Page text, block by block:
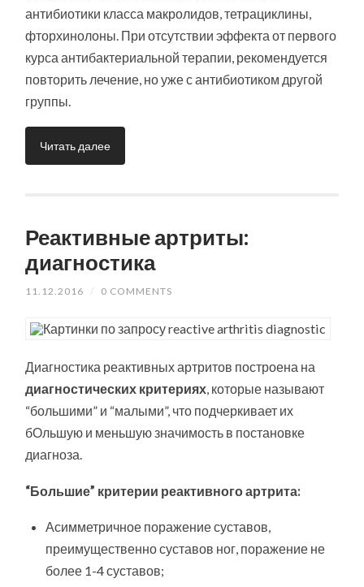
антибиотики класса макролидов, тетрациклины,
фторхинолоны. При отсутствии эффекта от первого
курса антибактериальной терапии, рекомендуется
повторить лечение, но уже с антибиотиком другой
группы.
Читать далее
Реактивные артриты:
диагностика
11.12.2016 / 0 COMMENTS
Диагностика реактивных артритов построена на
диагностических критериях, которые называют
“большими” и “малыми”, что подчеркивает их
бОльшую и меньшую значимость в постановке
диагноза.
“Большие” критерии реактивного артрита:
Асимметричное поражение суставов,
преимущественно суставов ног, поражение не
более 1-4 суставов;